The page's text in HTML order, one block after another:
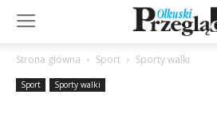
Strona główna Sport Sporty walki
Sport Sporty walki